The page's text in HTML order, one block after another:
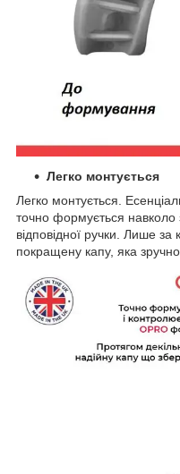
Легко монтується
Легко монтується.
точно формується навколо
відповідної ручки. Лише за
покращену капу, яка